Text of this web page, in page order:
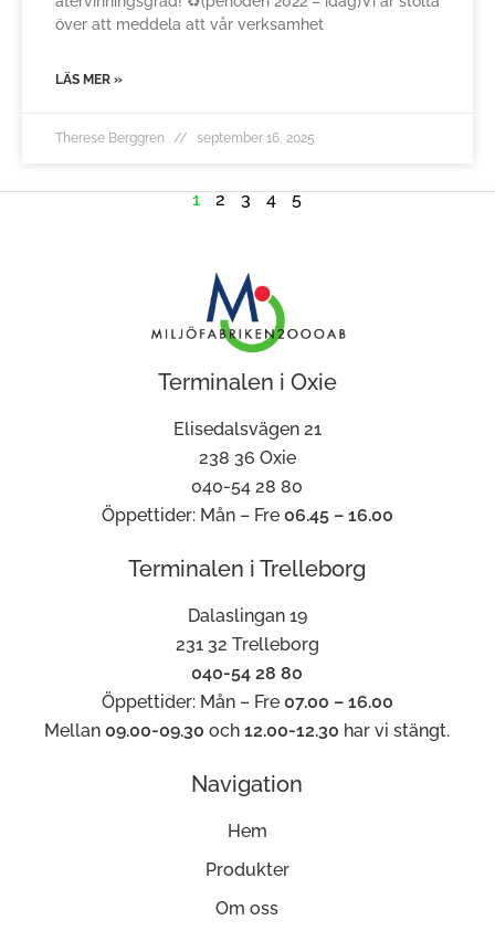
över att meddela att vår verksamhet
LÄS MER »
Therese Berggren september 16, 2025
1 2 3 4 5
Terminalen i Oxie
Elisedalsvägen 21
238 36 Oxie
040-54 28 80
Öppettider: Mån – Fre 06.45 – 16.00
Terminalen i Trelleborg
Dalaslingan 19
231 32 Trelleborg
040-54 28 80
Öppettider: Mån – Fre 07.00 – 16.00
Mellan09.00-09.30 och12.00-12.30 har vi stängt.
Navigation
Hem
Produkter
Om oss